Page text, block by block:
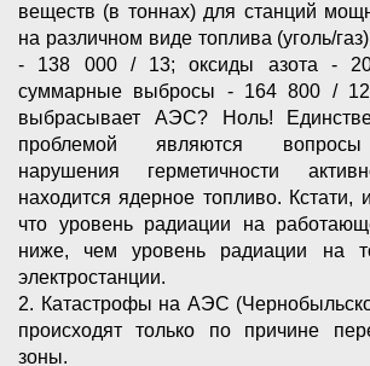
веществ (в тоннах) для станций
на различном виде топлива (уголь/
- 138 000 / 13; оксиды азота -
суммарные выбросы - 164 800 /
выбрасывает АЭС? Ноль!
проблемой являются
нарушения герметичности
находится ядерное топливо. Кстати,
что уровень радиации на
ниже, чем уровень радиации на
электростанции.
2. Катастрофы на АЭС
происходят только по причине
зоны.